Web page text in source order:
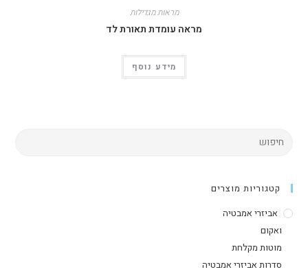
מראות מגדילות
מראה עומדת תאורת לד
מידע נוסף
קטגוריות מוצרים
אביזרי אמבטיה
ואקום
מוטות מקלחת
סדרות אביזרי אמבטיה